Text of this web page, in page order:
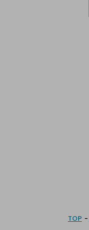
TOP